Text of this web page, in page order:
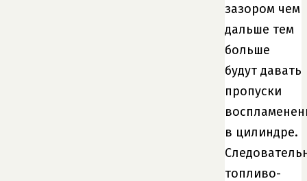
зазором чем
дальше тем
больше
будут давать
пропуски
в цилиндре.
топливо-